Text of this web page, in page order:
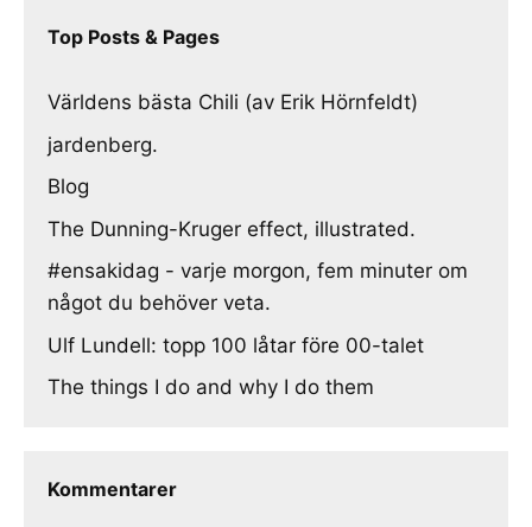
Top Posts & Pages
Världens bästa Chili (av Erik Hörnfeldt)
jardenberg.
Blog
The Dunning-Kruger effect, illustrated.
#ensakidag - varje morgon, fem minuter om
något du behöver veta.
Ulf Lundell: topp 100 låtar före 00-talet
The things I do and why I do them
Kommentarer